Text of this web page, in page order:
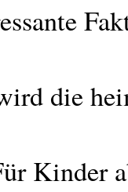
die
Kinder